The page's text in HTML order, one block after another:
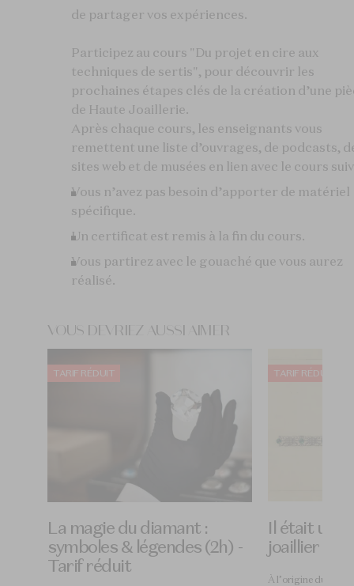
de partager vos expériences.
Participez au cours "Du projet en cire aux
techniques de sertis", pour découvrir les
prochaines étapes clés de la création d’une
de Haute Joaillerie.
Après chaque cours, les enseignants vous
remettent une liste d’ouvrages, de podcasts,
sites web et de musées en lien avec le cours
Vous n’avez pas besoin d’apporter de matériel
spécifique.
Un certificat est remis à la fin du cours.
Vous partirez avec le gouaché que vous aurez
réalisé.
VOUS DEVRIEZ AUSSI AIMER
TARIF RÉDUIT
La magie du diamant :
symboles & légendes (2h) -
Tarif réduit
TARIF RÉDUIT
Il était une
joaillier
À l’origine du